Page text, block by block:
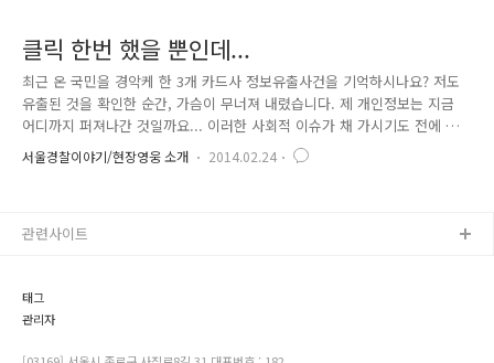
클릭 한번 했을 뿐인데...
최근 온 국민을 경악케 한 3개 카드사 정보유출사건을 기억하시나요? 저도
유출된 것을 확인한 순간, 가슴이 무너져 내렸습니다. 제 개인정보는 지금
어디까지 퍼져나간 것일까요... 이러한 사회적 이슈가 채 가시기도 전에 국
민적 관심과 불안감을 역이용한 스미싱 사기 일당이 적발되어 충격을 주고
있습니다. 자! 이제부터 무려 350만 건에 달하는 개인정보를 빼내 수억 원
담은 스팸문자를 발송하여 이를 클릭한 피해자의 휴대폰을 악성코드에 감
서울경찰이야기/현장영웅 소개 2014.02.24
태그
관리자
관련사이트